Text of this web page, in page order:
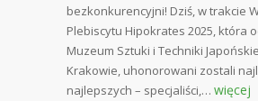
bezkonkurencyjni! Dziś, w trakcie
Plebiscytu Hipokrates 2025, która
Muzeum Sztuki i Techniki
Krakowie, uhonorowani zostali
najlepszych – specjaliści,… więcej